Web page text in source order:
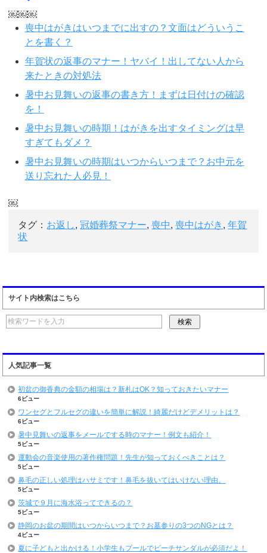
￼￼￼
喪中はがきはいつまでに出すの？文面はどういうこ
とを書く？
年賀状の返事のマナー！ヤバイ！出してない人から
来たときの対処法
暑中お見舞いの返事の書き方！まずは日付けの確認
を！
暑中お見舞いの時期！はがきを出すタイミングは早
すぎてもダメ？
暑中お見舞いの時期はいつからいつまで？お中元を
送り忘れた人必見！
￼
タグ： お返し,冠婚葬祭マナー,喪中,喪中はがき ,年賀
状
サイト内検索はこちら
人気記事一覧
初盆の御香典の金額の相場は？新札はOK？知っておきたいマナー
6ビュー
ワンセグとフルセグの違いを簡単に解説！綺麗だけどデメリットは？
6ビュー
暑中見舞いの返事をメールでする時のマナー！例文も紹介！
5ビュー
運動会の音楽使用の著作権問題！先生が知っておくべきことは？
5ビュー
鼻毛の正しい処理はハサミです！鼻毛を抜いてはいけない理由。
5ビュー
茨城で９月に海水浴ってできるの？
5ビュー
静岡のお盆の期間はいつからいつまで？お墓参りの3つのNGとは？
4ビュー
夏に子どもと出かける！小学生もプールでビーチサンダルが必須だよ！